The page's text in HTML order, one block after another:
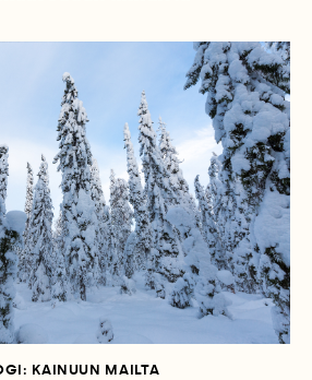
KAINUUN MAILTA